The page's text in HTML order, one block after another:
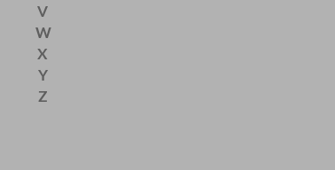
V
W
X
Y
Z